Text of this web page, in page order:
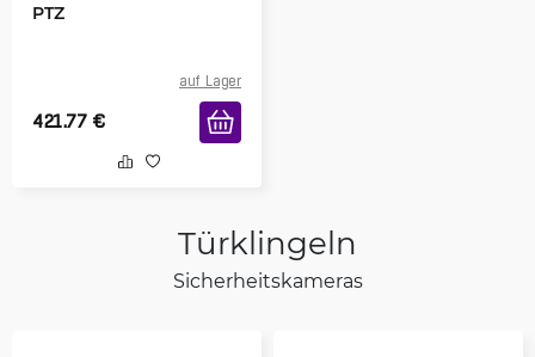
PTZ
auf Lager
421.77 €
Türklingeln
Sicherheitskameras